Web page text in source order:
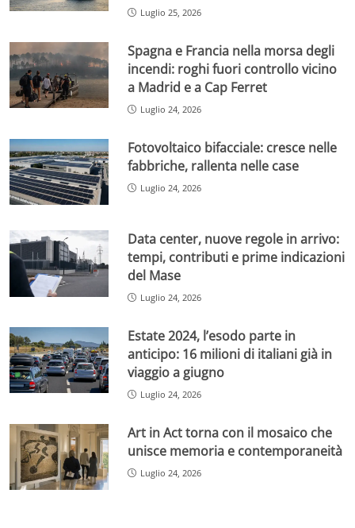
Luglio 25, 2026
Spagna e Francia nella morsa degli
incendi: roghi fuori controllo vicino
a Madrid e a Cap Ferret
Luglio 24, 2026
Fotovoltaico bifacciale: cresce nelle
fabbriche, rallenta nelle case
Luglio 24, 2026
Data center, nuove regole in arrivo:
tempi, contributi e prime indicazioni
del Mase
Luglio 24, 2026
Estate 2024, l’esodo parte in
anticipo: 16 milioni di italiani già in
viaggio a giugno
Luglio 24, 2026
Art in Act torna con il mosaico che
unisce memoria e contemporaneità
Luglio 24, 2026